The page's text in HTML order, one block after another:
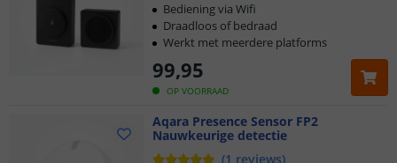
OP VOORRAAD
99,95
Bediening via Wifi
Draadloos of bedraad
Werkt met meerdere platforms
Aqara Presence Sensor FP2
Nauwkeurige detectie
(1 reviews)